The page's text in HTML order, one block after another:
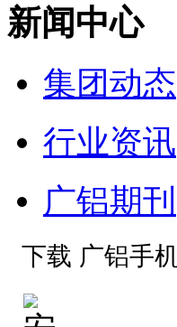
新闻中心
集团动态
行业资讯
广铝期刊
下载 广铝手